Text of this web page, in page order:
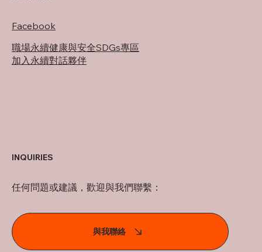
職場永續健康與安全SDGs專區
Facebook
加入永續對話夥伴
INQUIRIES
任何問題或建議，歡迎與我們聯繫：
與我聯絡